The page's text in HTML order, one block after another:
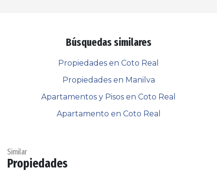
Búsquedas similares
Propiedades en Coto Real
Propiedades en Manilva
Apartamentos y Pisos en Coto Real
Apartamento en Coto Real
Similar
Propiedades